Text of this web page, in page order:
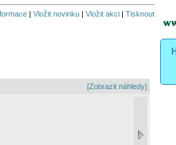
| Vložit novinku| Vložit akci| Tisknout
[Zobrazit náhledy]